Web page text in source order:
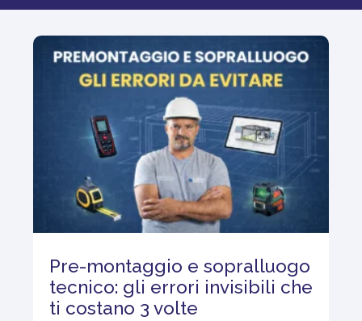
Pre-montaggio e sopralluogo
tecnico: gli errori invisibili che
ti costano 3 volte